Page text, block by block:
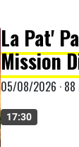
La Pat'
Mission
05/08/2026 · 88
17:30